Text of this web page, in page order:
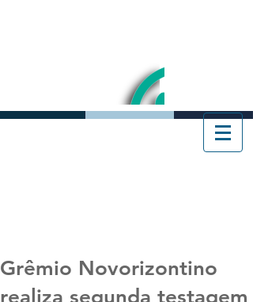
Grêmio Novorizontino
realiza segunda testagem